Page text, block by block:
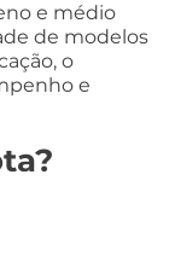
e médio
de modelos
o
e